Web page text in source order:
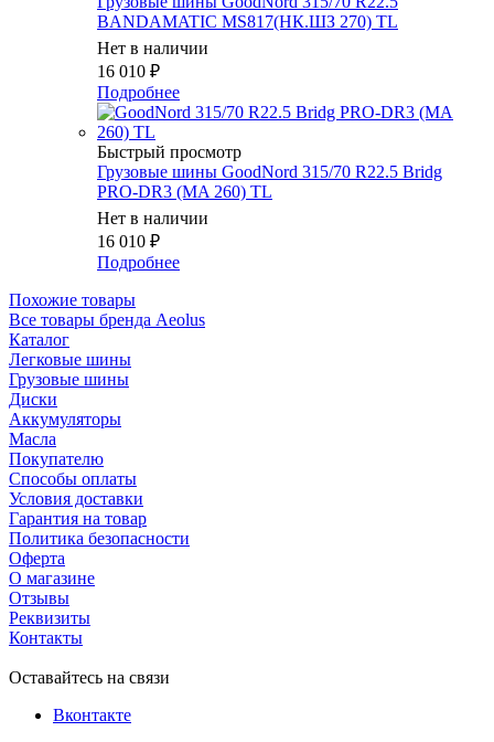
BANDAMATIC MS817(НК.ШЗ 270) TL
Нет в наличии
16 010 ₽
Подробнее
Быстрый просмотр
Грузовые шины GoodNord 315/70 R22.5 Bridg
PRO-DR3 (MA 260) TL
Нет в наличии
16 010 ₽
Подробнее
Похожие товары
Все товары бренда Aeolus
Каталог
Легковые шины
Грузовые шины
Диски
Аккумуляторы
Масла
Покупателю
Способы оплаты
Условия доставки
Гарантия на товар
Политика безопасности
Оферта
О магазине
Отзывы
Реквизиты
Контакты
Оставайтесь на связи
Вконтакте